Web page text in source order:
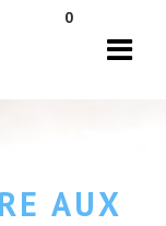
0
AUX